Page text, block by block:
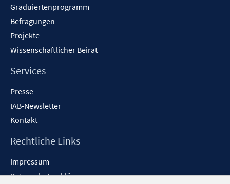
Graduiertenprogramm
Befragungen
Projekte
Wissenschaftlicher Beirat
Services
Presse
IAB-Newsletter
Kontakt
Rechtliche Links
Impressum
Datenschutzerklärung